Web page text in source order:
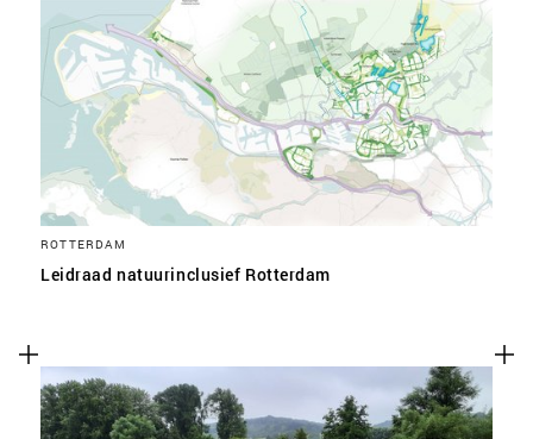
ROTTERDAM
Leidraad natuurinclusief Rotterdam